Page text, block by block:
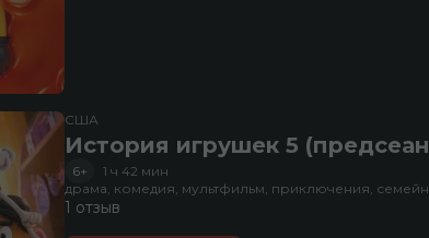
США
История игрушек 5
6+
1 ч 42 мин
драма, комедия, мультфильм, приключения,
1 отзыв